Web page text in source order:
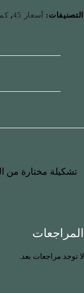
التصنيفات: أسعار 45 ,
تشكيلة مختارة من
المراجعات
لا توجد مراجعات بعد.